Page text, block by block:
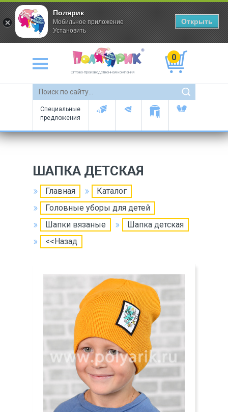
Оптово-производственная компания
0
Специальные
предложения
ШАПКА ДЕТСКАЯ
Главная
Каталог
Головные уборы для детей
Шапки вязаные
Шапка детская
<<Назад
Полярик
Мобильное приложение
Установить
Открыть